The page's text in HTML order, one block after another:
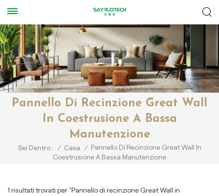
Pannello Di Recinzione Great Wall
In Coestrusione A Bassa
Manutenzione
Sei Dentro : / Casa / Pannello Di Recinzione Great Wall In
Coestrusione A Bassa Manutenzione
1 risultati trovati per "Pannello di recinzione Great Wall in